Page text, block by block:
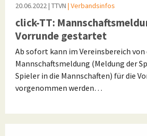
20.06.2022| TTVN | Verbandsinfos
click-TT:
Vorrunde gestartet
Ab sofort kann im Vereinsbereich von
Mannschaftsmeldung (Meldung der
Spieler in die Mannschaften) für die
vorgenommen werden…